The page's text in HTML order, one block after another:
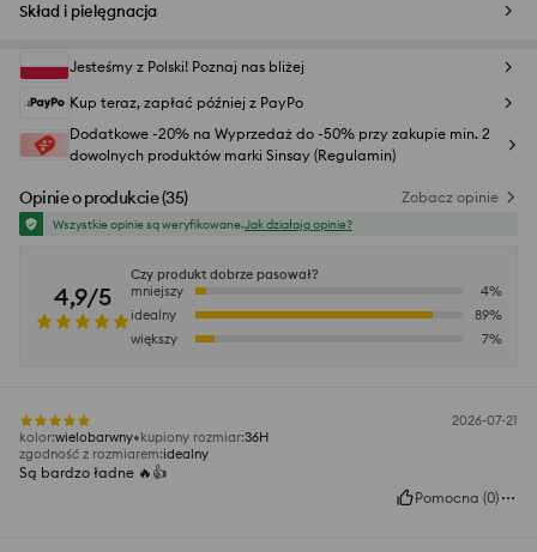
Skład i pielęgnacja
Jesteśmy z Polski! Poznaj nas bliżej
Kup teraz, zapłać później z PayPo
Dodatkowe -20% na Wyprzedaż do -50% przy zakupie min. 2
dowolnych produktów marki Sinsay (Regulamin)
Opinie o produkcie(35) Zobacz opinie
Wszystkie opinie są weryfikowane.Jak działają opinie?
4,9/5
Czy produkt dobrze pasował?
mniejszy
4%
idealny
89%
większy
7%
2026-07-21
kolor:wielobarwny kupiony rozmiar:36H
zgodność z rozmiarem:idealny
Są bardzo ładne 🔥👍️
Pomocna (0)